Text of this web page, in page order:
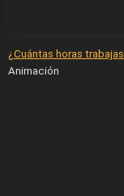
¿Cuántas horas
Animación